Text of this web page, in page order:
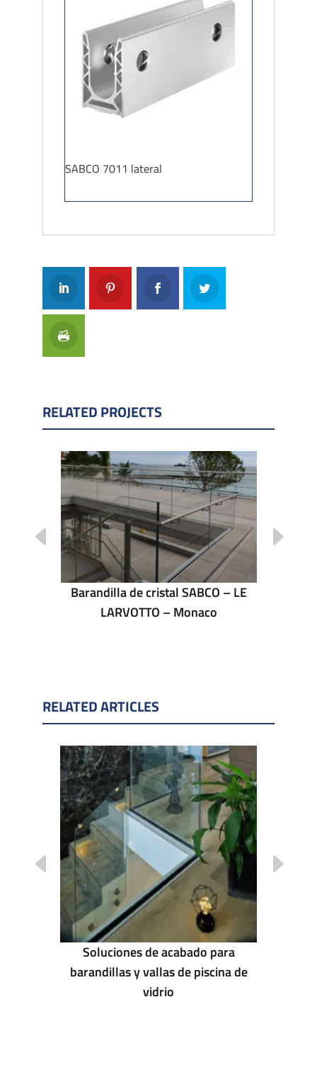
SABCO 7011 lateral
RELATED PROJECTS
Barandilla de cristal SABCO – LE
LARVOTTO – Monaco
RELATED ARTICLES
SIDE
Soluciones de acabado para
barandillas y vallas de piscina de
vidrio
BAU